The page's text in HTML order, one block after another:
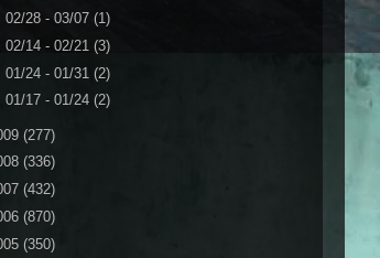
02/28 - 03/07 (1)
02/14 - 02/21 (3)
01/24 - 01/31 (2)
01/17 - 01/24 (2)
(277)
(336)
(432)
(870)
(350)